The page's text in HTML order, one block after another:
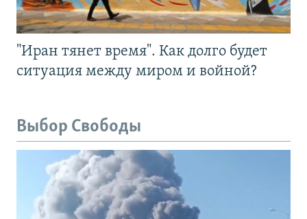
"Иран тянет время". Как долго будет
ситуация между миром и войной?
Выбор Свободы